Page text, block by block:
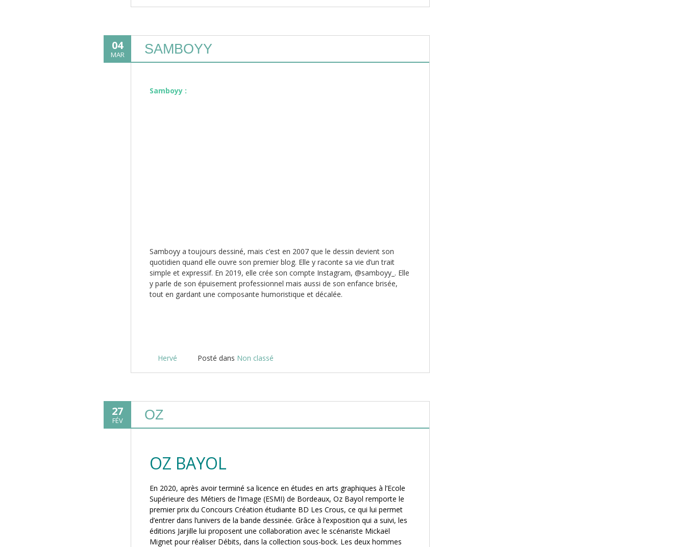
04
MAR SAMBOYY
Samboyy :
Samboyy a toujours dessiné, mais c’est en 2007 que le dessin devient son
quotidien quand elle ouvre son premier blog. Elle y raconte sa vie d’un trait
simple et expressif. En 2019, elle crée son compte Instagram, @samboyy_. Elle
y parle de son épuisement professionnel mais aussi de son enfance brisée,
tout en gardant une composante humoristique et décalée.
Hervé Posté dans Non classé
27
FÉV OZ
OZ BAYOL
En 2020, après avoir terminé sa licence en études en arts graphiques à l’Ecole
Supérieure des Métiers de l’Image (ESMI) de Bordeaux, Oz Bayol remporte le
premier prix du Concours Création étudiante BD Les Crous, ce qui lui permet
d’entrer dans l’univers de la bande dessinée. Grâce à l’exposition qui a suivi, les
éditions Jarjille lui proposent une collaboration avec le scénariste Mickaël
Mignet pour réaliser Débits, dans la collection sous-bock. Les deux hommes